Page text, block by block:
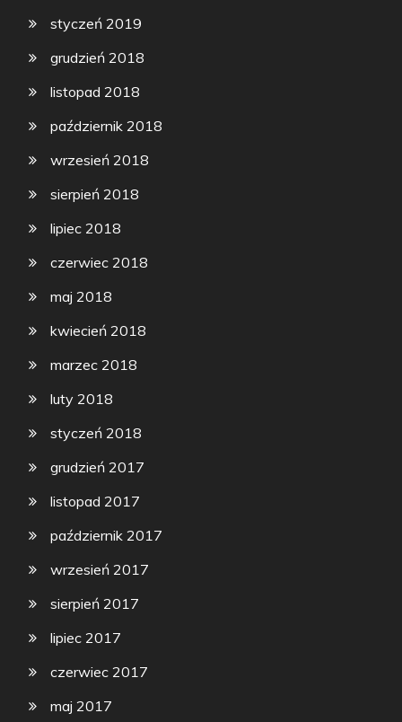
styczeń 2019
grudzień 2018
listopad 2018
październik 2018
wrzesień 2018
sierpień 2018
lipiec 2018
czerwiec 2018
maj 2018
kwiecień 2018
marzec 2018
luty 2018
styczeń 2018
grudzień 2017
listopad 2017
październik 2017
wrzesień 2017
sierpień 2017
lipiec 2017
czerwiec 2017
maj 2017